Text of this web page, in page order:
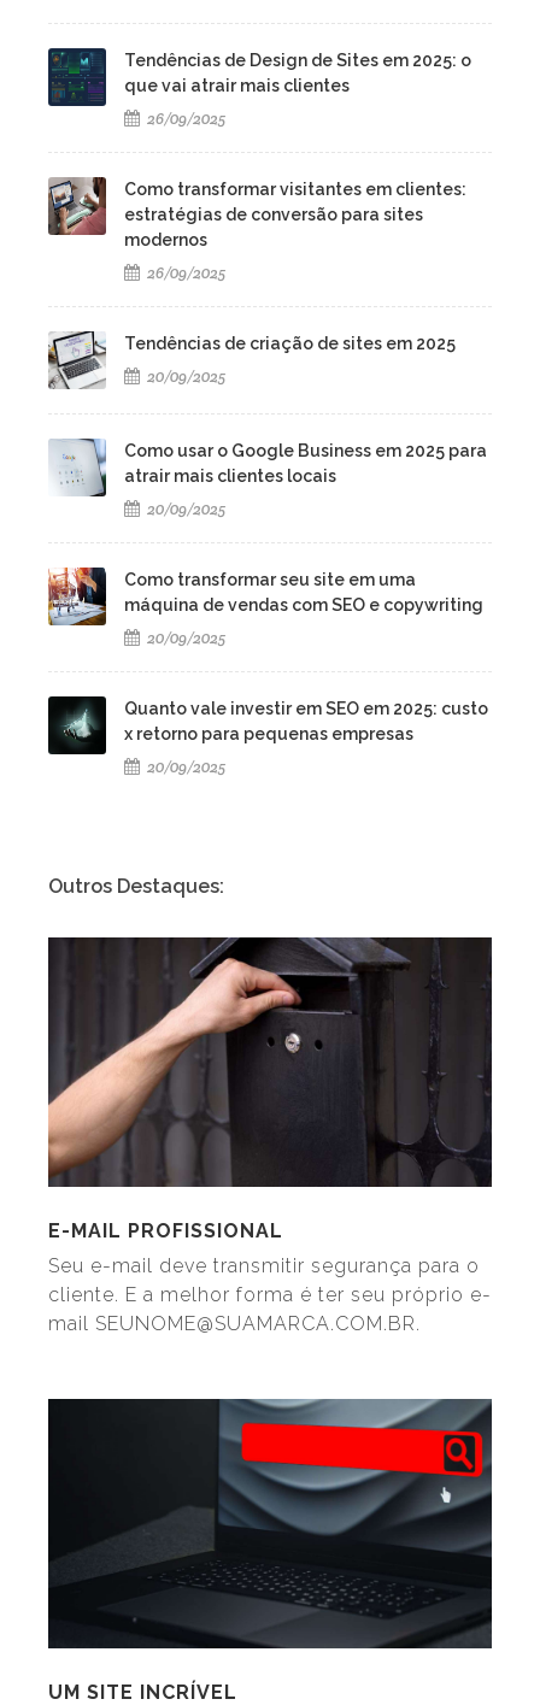
Tendências de Design de Sites em 2025: o
que vai atrair mais clientes
26/09/2025
Como transformar visitantes em clientes:
estratégias de conversão para sites
modernos
26/09/2025
Tendências de criação de sites em 2025
20/09/2025
Como usar o Google Business em 2025 para
atrair mais clientes locais
20/09/2025
Como transformar seu site em uma
máquina de vendas com SEO e copywriting
20/09/2025
Quanto vale investir em SEO em 2025: custo
x retorno para pequenas empresas
20/09/2025
Outros Destaques:
E-MAIL PROFISSIONAL
Seu e-mail deve transmitir segurança para o
cliente. E a melhor forma é ter seu próprio e-
mail SEUNOME@SUAMARCA.COM.BR.
UM SITE INCRÍVEL